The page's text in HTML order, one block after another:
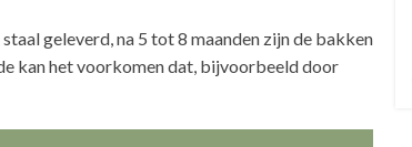
geleverd, na 5 tot 8 maanden zijn de bakken
kan het voorkomen dat, bijvoorbeeld door